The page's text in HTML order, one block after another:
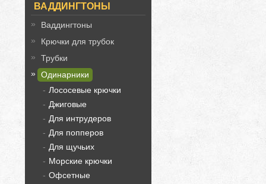
ВАДДИНГТОНЫ
Ваддингтоны
Крючки для трубок
Трубки
Одинарники
Лососевые крючки
Джиговые
Для интрудеров
Для попперов
Для щучьих
Морские крючки
Офсетные